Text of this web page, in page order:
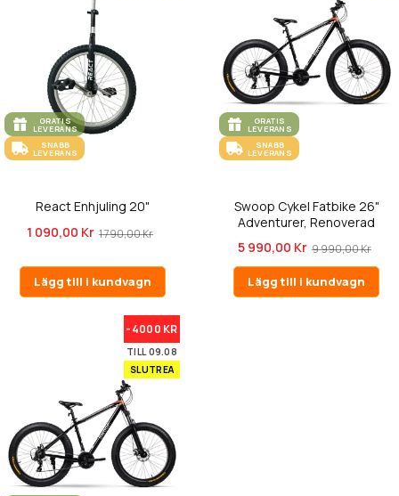
GRATIS
LEVERANS
SNABB
LEVERANS
React Enhjuling 20"
1 090,00 Kr 1 790,00 Kr
Lägg till i kundvagn
GRATIS
LEVERANS
SNABB
LEVERANS
Swoop Cykel Fatbike 26"
Adventurer, Renoverad
5 990,00 Kr 9 990,00 Kr
Lägg till i kundvagn
-4000 KR
TILL 09.08
SLUTREA